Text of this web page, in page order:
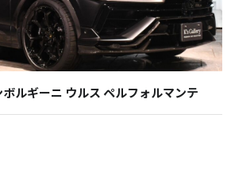
ギーニ ウルス ペルフォルマンテ